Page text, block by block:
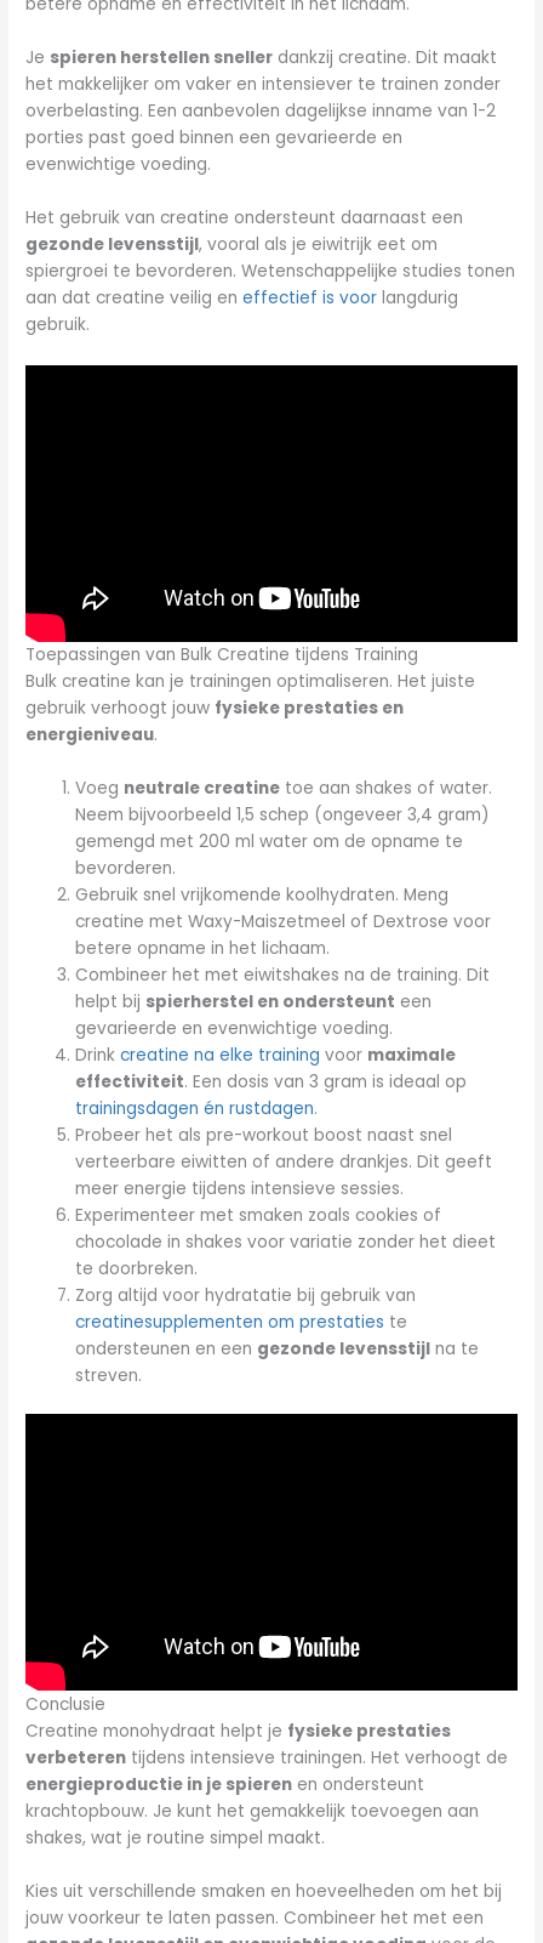
Je spieren herstellen sneller dankzij creatine. Dit maakt
het makkelijker om vaker en intensiever te trainen zonder
overbelasting. Een aanbevolen dagelijkse inname van 1-2
porties past goed binnen een gevarieerde en
evenwichtige voeding.
Het gebruik van creatine ondersteunt daarnaast een
gezonde levensstijl, vooral als je eiwitrijk eet om
spiergroei te bevorderen. Wetenschappelijke studies tonen
aan dat creatine veilig eneffectief is voor langdurig
gebruik.
Toepassingen van Bulk Creatine tijdens Training
Bulk creatine kan je trainingen optimaliseren. Het juiste
gebruik verhoogt jouw fysieke prestaties en
energieniveau.
Voeg neutrale creatine toe aan shakes of water.
Neem bijvoorbeeld 1,5 schep (ongeveer 3,4 gram)
gemengd met 200 ml water om de opname te
bevorderen.
Gebruik snel vrijkomende koolhydraten. Meng
creatine met Waxy-Maiszetmeel of Dextrose voor
betere opname in het lichaam.
Combineer het met eiwitshakes na de training. Dit
helpt bij spierherstel en ondersteunt een
gevarieerde en evenwichtige voeding.
Drinkcreatine na elke training voor maximale
effectiviteit. Een dosis van 3 gram is ideaal op
trainingsdagen én rustdagen.
Probeer het als pre-workout boost naast snel
verteerbare eiwitten of andere drankjes. Dit geeft
meer energie tijdens intensieve sessies.
Experimenteer met smaken zoals cookies of
chocolade in shakes voor variatie zonder het dieet
te doorbreken.
Zorg altijd voor hydratatie bij gebruik van
creatinesupplementen om prestaties te
ondersteunen en een gezonde levensstijl na te
streven.
Conclusie
Creatine monohydraat helpt je fysieke prestaties
verbeteren tijdens intensieve trainingen. Het verhoogt de
energieproductie in je spieren en ondersteunt
krachtopbouw. Je kunt het gemakkelijk toevoegen aan
shakes, wat je routine simpel maakt.
Kies uit verschillende smaken en hoeveelheden om het bij
jouw voorkeur te laten passen. Combineer het met een